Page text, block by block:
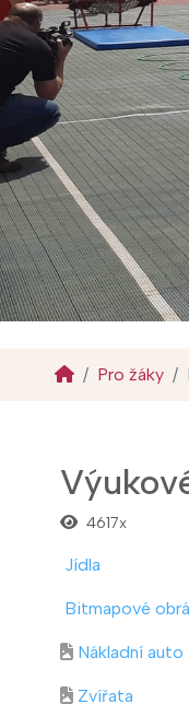
Pro žáky
4617x
Jídla
Bitmapové
Nákladní auto
Zvířata